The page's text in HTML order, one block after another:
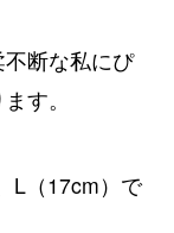
不断な私にぴ
す。
L（17cm）で